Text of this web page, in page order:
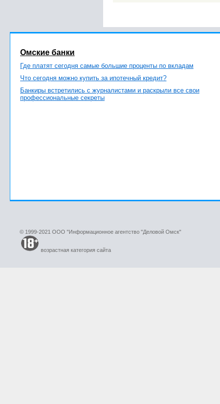
Омские банки
Где платят сегодня самые большие проценты по вкладам
Что сегодня можно купить за ипотечный кредит?
Банкиры встретились с журналистами и раскрыли все свои
профессиональные секреты
© 1999-2021 ООО "Информационное агентство "Деловой Омск"
возрастная категория сайта